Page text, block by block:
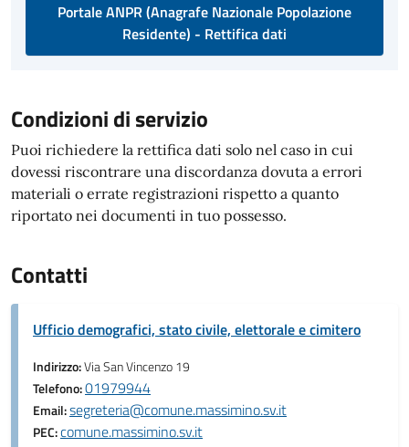
Portale ANPR (Anagrafe Nazionale Popolazione
Residente) - Rettifica dati
Condizioni di servizio
Puoi richiedere la rettifica dati solo nel caso in cui
dovessi riscontrare una discordanza dovuta a errori
materiali o errate registrazioni rispetto a quanto
riportato nei documenti in tuo possesso.
Contatti
Ufficio demografici, stato civile, elettorale e cimitero
Indirizzo:Via San Vincenzo 19
Telefono:01979944
Email:segreteria@comune.massimino.sv.it
PEC:comune.massimino.sv.it